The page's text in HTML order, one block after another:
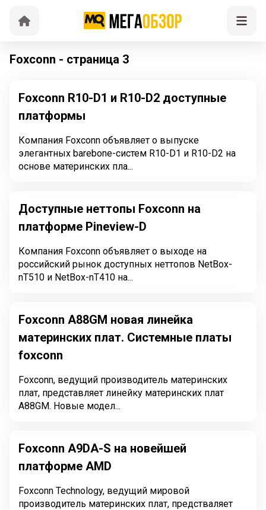
Foxconn - страница 3
Foxconn R10-D1 и R10-D2 доступные
платформы
Компания Foxconn объявляет о выпуске
элегантных barebone-систем R10-D1 и R10-D2 на
основе материнских пла...
Доступные неттопы Foxconn на
платформе Pineview-D
Компания Foxconn объявляет о выходе на
российский рынок доступных неттопов NetBox-
nT510 и NetBox-nT410 на...
Foxconn A88GM новая линейка
материнских плат. Системные платы
foxconn
Foxconn, ведущий производитель материнских
плат, представляет линейку материнских плат
A88GM. Новые модел...
Foxconn A9DA-S на новейшей
платформе AMD
Foxconn Technology, ведущий мировой
производитель материнских плат, предстваляет